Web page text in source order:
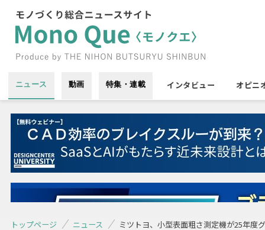
ニュース 動画 特集・連載 インタビュー オピニ
トップページ ニュース ミツトヨ、小型表面粗さ測定機が25年度